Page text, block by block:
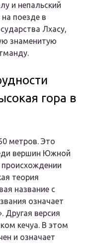
и непальский
поезде в
Лхасу,
знаменитую
гора в
метров. Это
вершин Южной
теория
название с
означает
Другая версия
кечуа. В этом
и означает